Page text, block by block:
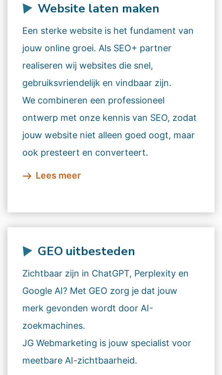
Website laten maken
Een sterke website is het fundament van
jouw online groei. Als SEO+ partner
realiseren wij websites die snel,
gebruiksvriendelijk en vindbaar zijn.
We combineren een professioneel
ontwerp met onze kennis van SEO, zodat
jouw website niet alleen goed oogt, maar
ook presteert en converteert.
Lees meer
GEO uitbesteden
Zichtbaar zijn in ChatGPT, Perplexity en
Google AI? Met GEO zorg je dat jouw
merk gevonden wordt door AI-
zoekmachines.
JG Webmarketing is jouw specialist voor
meetbare AI-zichtbaarheid.